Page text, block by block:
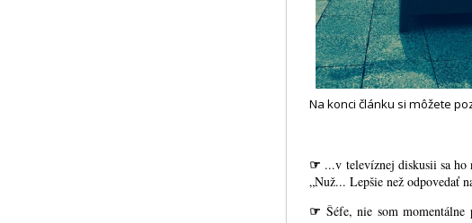
Na konci článku si môžete
☞ ...v televíznej diskusii sa ho
„Nuž... Lepšie než odpovedať
☞ Šéfe, nie som